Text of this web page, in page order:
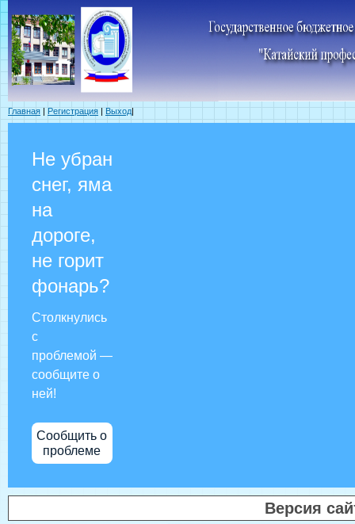
Главная | Регистрация | Выход|
Не убран
снег, яма
на
дороге,
не горит
фонарь?
Столкнулись
с
проблемой —
сообщите о
ней!
Сообщить о
проблеме
Версия